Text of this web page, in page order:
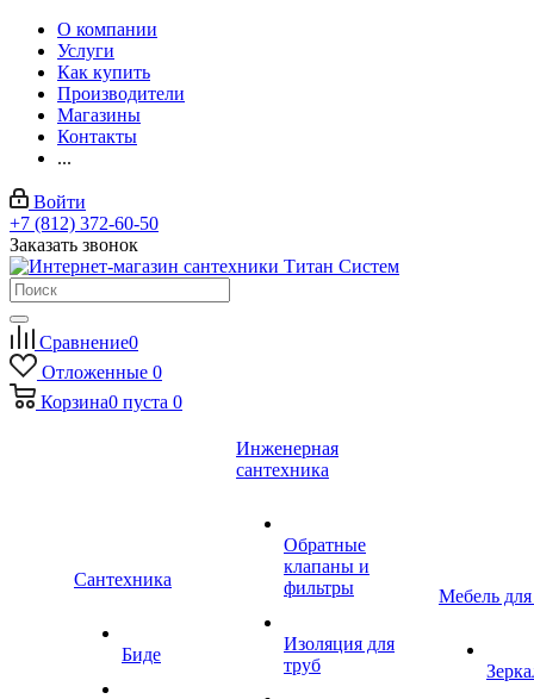
О компании
Услуги
Как купить
Производители
Магазины
Контакты
...
Войти
+7 (812) 372-60-50
Заказать звонок
Сравнение0
Отложенные 0
Корзина0 пуста 0
Сантехника
Биде
Инженерная
сантехника
Обратные
клапаны и
фильтры
Изоляция для
труб
Мебель